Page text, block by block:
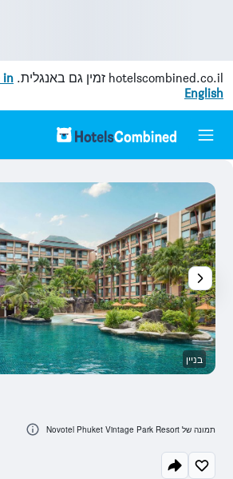
hotelscombined.co.il זמין גם באנגלית. in
English
בניין
תמונה של Novotel Phuket Vintage Park Resort